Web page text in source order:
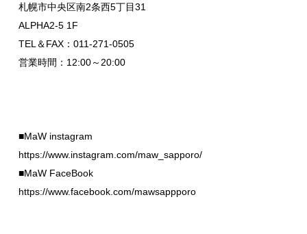
札幌市中央区南2条西5丁目31
ALPHA2-5 1F
TEL＆FAX：011-271-0505
営業時間：12:00～20:00
■MaW instagram
https://www.instagram.com/maw_sapporo/
■MaW FaceBook
https://www.facebook.com/mawsappporo